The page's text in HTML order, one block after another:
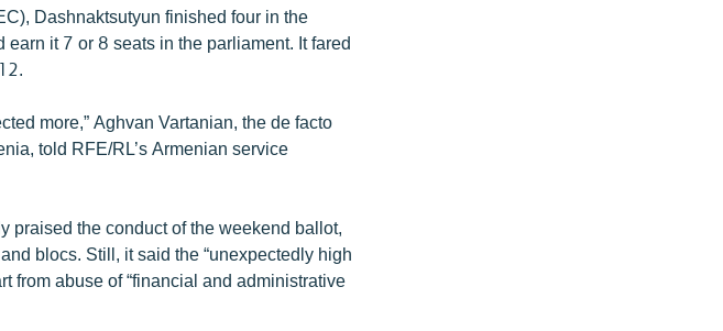
Dashnaktsutyun finished four in the
it 7 or 8 seats in the parliament. It fared
more,” Aghvan Vartanian, the de facto
told RFE/RL’s Armenian service
praised the conduct of the weekend ballot,
blocs. Still, it said the “unexpectedly high
from abuse of “financial and administrative